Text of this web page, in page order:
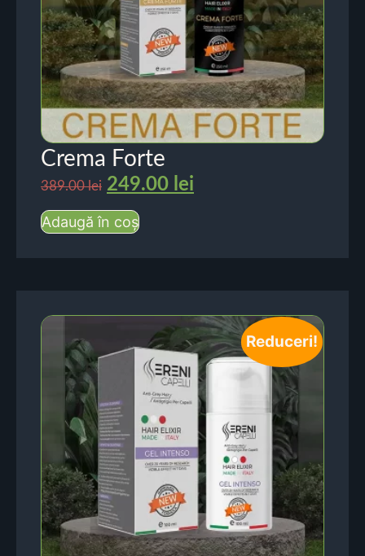
Crema Forte
389.00lei 249.00 lei
Adaugă în coș
Reduceri!